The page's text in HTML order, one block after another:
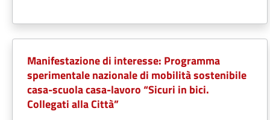
Manifestazione di interesse: Programma
sperimentale nazionale di mobilità sostenibile
casa-scuola casa-lavoro “Sicuri in bici.
Collegati alla Città”